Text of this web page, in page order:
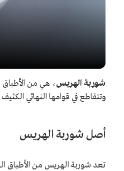
شوربة الهريس، هي من الأطباق
وتتقاطع في قوامها النهائي
أصل شوربة الهريس
تعد شوربة الهريس من الأطباق